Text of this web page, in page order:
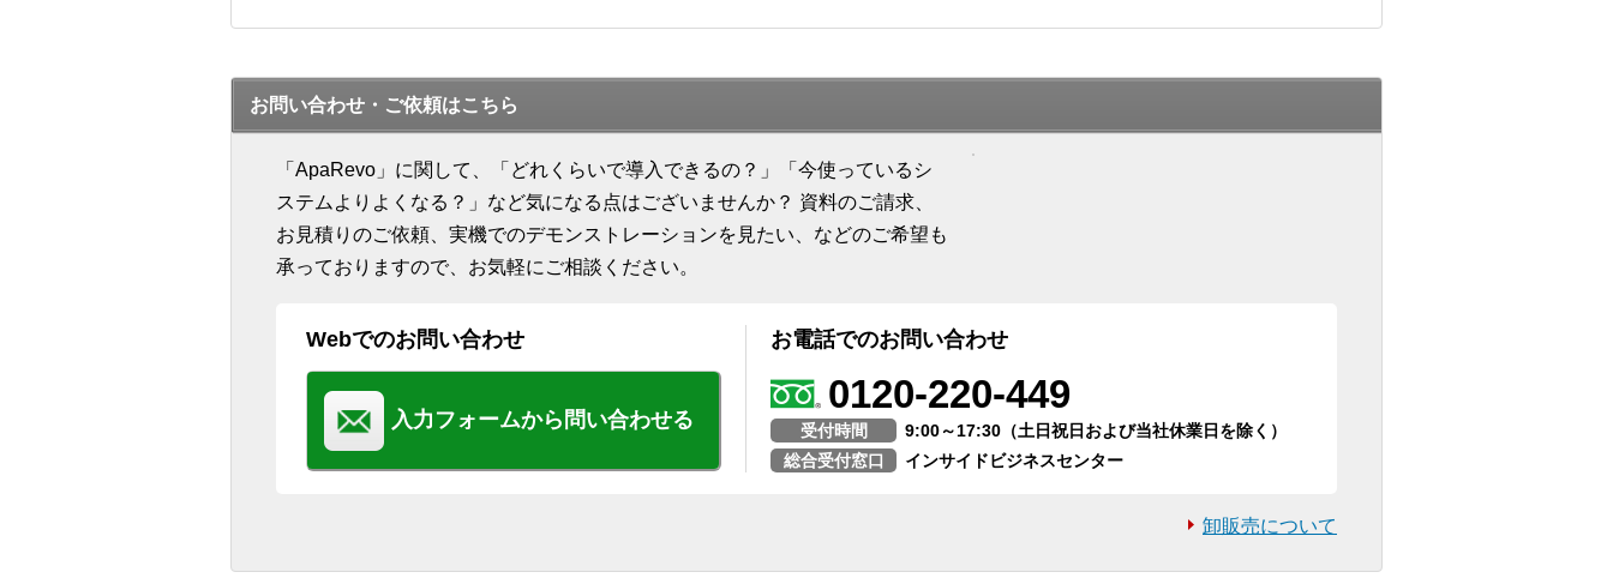
お問い合わせ・ご依頼はこちら
「ApaRevo」に関して、「どれくらいで導入できるの？」「今使っているシ
ステムよりよくなる？」など気になる点はございませんか？ 資料のご請求、
お見積りのご依頼、実機でのデモンストレーションを見たい、などのご希望も
承っておりますので、お気軽にご相談ください。
Webでのお問い合わせ
入力フォームから問い合わせる
お電話でのお問い合わせ
0120-220-449
受付時間
9:00～17:30（土日祝日および当社休業日を除く）
総合受付窓口
インサイドビジネスセンター
卸販売について